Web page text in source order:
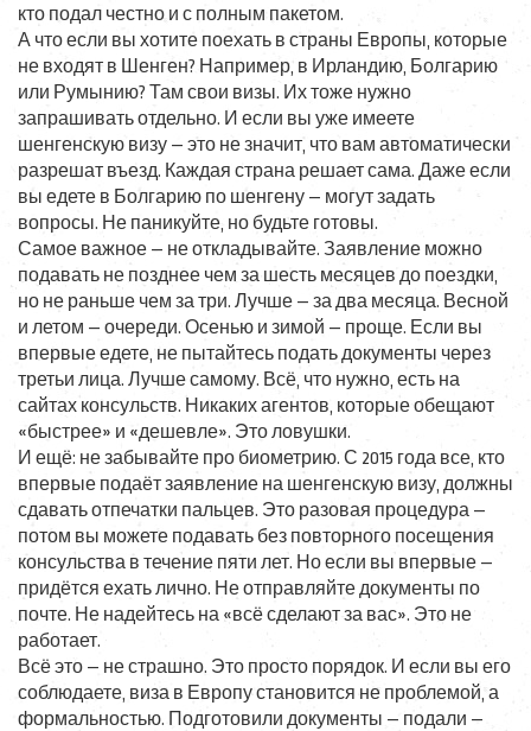
кто подал честно и с полным пакетом.
А что если вы хотите поехать в страны Европы, которые
не входят в Шенген? Например, в Ирландию, Болгарию
или Румынию? Там свои визы. Их тоже нужно
запрашивать отдельно. И если вы уже имеете
шенгенскую визу — это не значит, что вам автоматически
разрешат въезд. Каждая страна решает сама. Даже если
вы едете в Болгарию по шенгену — могут задать
вопросы. Не паникуйте, но будьте готовы.
Самое важное — не откладывайте. Заявление можно
подавать не позднее чем за шесть месяцев до поездки,
но не раньше чем за три. Лучше — за два месяца. Весной
и летом — очереди. Осенью и зимой — проще. Если вы
впервые едете, не пытайтесь подать документы через
третьи лица. Лучше самому. Всё, что нужно, есть на
сайтах консульств. Никаких агентов, которые обещают
«быстрее» и «дешевле». Это ловушки.
И ещё: не забывайте про биометрию. С 2015 года все, кто
впервые подаёт заявление на шенгенскую визу, должны
сдавать отпечатки пальцев. Это разовая процедура —
потом вы можете подавать без повторного посещения
консульства в течение пяти лет. Но если вы впервые —
придётся ехать лично. Не отправляйте документы по
почте. Не надейтесь на «всё сделают за вас». Это не
работает.
Всё это — не страшно. Это просто порядок. И если вы его
соблюдаете, виза в Европу становится не проблемой, а
формальностью. Подготовили документы — подали —